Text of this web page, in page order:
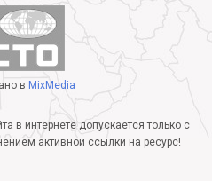
в MixMedia
в интернете допускается только с
активной ссылки на ресурс!